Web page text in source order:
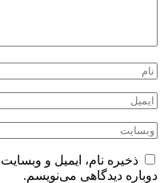
ذخیره نام، ایمیل و
دوباره دیدگاهی می‌نویسم.